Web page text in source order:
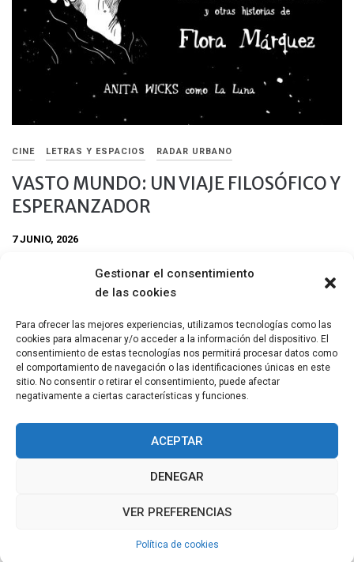
Gestionar el consentimiento
de las cookies
Para ofrecer las mejores experiencias, utilizamos tecnologías como las
cookies para almacenar y/o acceder a la información del dispositivo. El
consentimiento de estas tecnologías nos permitirá procesar datos como
el comportamiento de navegación o las identificaciones únicas en este
sitio. No consentir o retirar el consentimiento, puede afectar
negativamente a ciertas características y funciones.
ACEPTAR
DENEGAR
VER PREFERENCIAS
Política de cookies
CINE LETRAS Y ESPACIOS RADAR URBANO
VASTO MUNDO: UN VIAJE FILOSÓFICO Y
ESPERANZADOR
7 JUNIO, 2026
Esta primavera llega la premiere online del mediometraje Vasto
Mundo, dirigido por Ande Films (Ana Rivadulla Crespo y
otras historias de la ilustradora argentina Flora Márquez.
Compartir
COPYRIGHT © TODOS LOS DERECHOS RESERVADOS